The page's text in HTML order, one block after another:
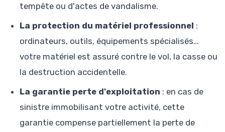
tempête ou d'actes de vandalisme.
La protection du matériel professionnel :
ordinateurs, outils, équipements spécialisés…
votre matériel est assuré contre le vol, la casse ou
la destruction accidentelle.
La garantie perte d'exploitation : en cas de
sinistre immobilisant votre activité, cette
garantie compense partiellement la perte de